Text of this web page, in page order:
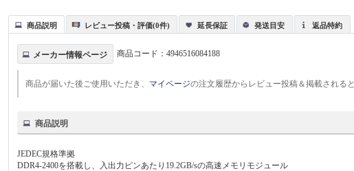
商品説明 レビュー投稿・評価(0件) 延長保証 発送目安 返品特約
メーカー情報ページ 商品コード：4946516084188
商品が届いた後ご使用いただき、 マイページの注文履歴からレビュー投稿＆掲載されると
商品説明
JEDEC規格準拠
DDR4-2400を搭載し、入出力ピンあたり19.2GB/sの高速メモリモジュール